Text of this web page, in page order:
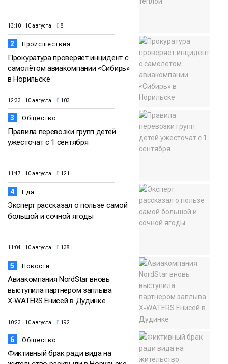
13:10 10 августа 8
2 Происшествия
Прокуратура проверяет инцидент с
самолётом авиакомпании «Сибирь»
в Норильске
12:33 10 августа 103
3 Общество
Правила перевозки групп детей
ужесточат с 1 сентября
11:47 10 августа 121
4 Еда
Эксперт рассказал о пользе самой
большой и сочной ягоды
11:04 10 августа 138
5 Новости
Авиакомпания NordStar вновь
выступила партнером заплыва
X‑WATERS Енисей в Дудинке
10:23 10 августа 192
6 Общество
Фиктивный брак ради вида на